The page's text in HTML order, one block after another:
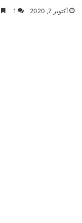
أكتوبر 7, 2020 1